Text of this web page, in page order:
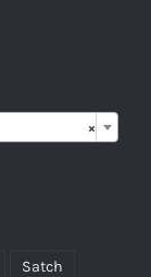
×
Satch